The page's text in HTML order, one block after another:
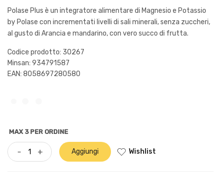
Polase Plus è un integratore alimentare di Magnesio e Potassio
by Polase con incrementati livelli di sali minerali, senza zuccheri,
al gusto di Arancia e mandarino, con vero succo di frutta.
Codice prodotto: 30267
Minsan: 934791587
EAN: 8058697280580
MAX 3 PER ORDINE
- + Aggiungi Wishlist